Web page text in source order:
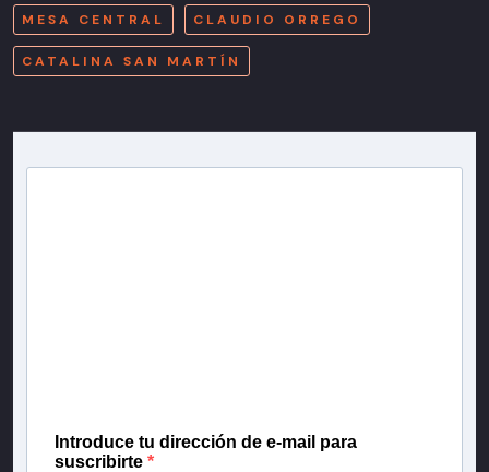
MESA CENTRAL CLAUDIO ORREGO
CATALINA SAN MARTÍN
Introduce tu dirección de e-mail para
suscribirte